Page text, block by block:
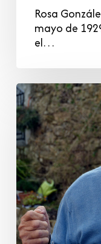
Rosa
mayo de
el…
Eugenio
González
Díaz